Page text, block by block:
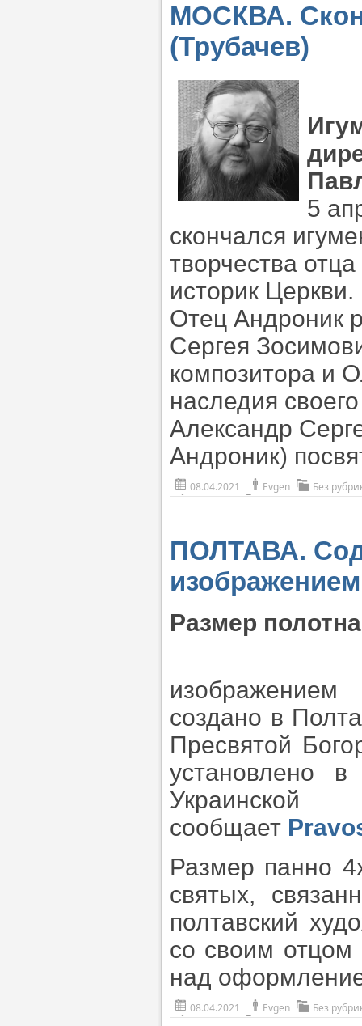
МОСКВА.
(Трубачев)
5
скончался
творчества
историк Церкви.
Отец Андроник
Сергея
композитора и
наследия
Александр
Андроник)
08.04.2021 Evgen Без
ПОЛТАВА.
Размер
создано в
Пресвятой
установлено
сообщает
Размер панно
святых,
полтавский
со своим отцом
над
08.04.2021 Evgen Без